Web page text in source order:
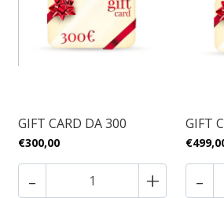
GIFT CARD DA 300
€300,00
- +
GIFT
-